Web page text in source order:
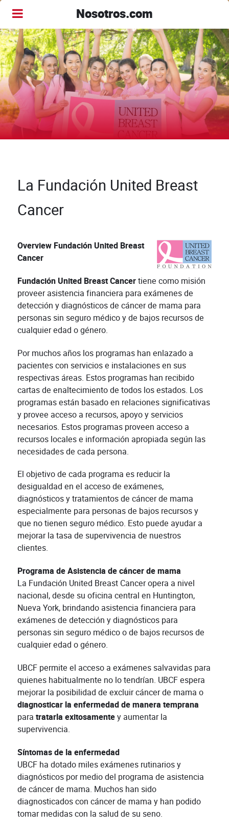
Nosotros.com
La Fundación United Breast
Cancer
Overview Fundación United Breast
Cancer
Fundación United Breast Cancertiene como misión
proveer asistencia financiera para exámenes de
detección y diagnósticos de cáncer de mama para
personas sin seguro médico y de bajos recursos de
cualquier edad o género.
Por muchos años los programas han enlazado a
pacientes con servicios e instalaciones en sus
respectivas áreas. Estos programas han recibido
cartas de enaltecimiento de todos los estados. Los
programas están basado en relaciones significativas
y provee acceso a recursos, apoyo y servicios
necesarios. Estos programas proveen acceso a
recursos locales e información apropiada según las
necesidades de cada persona.
El objetivo de cada programa es reducir la
desigualdad en el acceso de exámenes,
diagnósticos y tratamientos de cáncer de mama
especialmente para personas de bajos recursos y
que no tienen seguro médico. Esto puede ayudar a
mejorar la tasa de supervivencia de nuestros
clientes.
Programa de Asistencia de cáncer de mama
La Fundación United Breast Cancer opera a nivel
nacional, desde su oficina central en Huntington,
Nueva York, brindando asistencia financiera para
exámenes de detección y diagnósticos para
personas sin seguro médico o de bajos recursos de
cualquier edad o género.
UBCF permite el acceso a exámenes salvavidas para
quienes habitualmente no lo tendrían. UBCF espera
mejorar la posibilidad de excluir cáncer de mama o
diagnosticar la enfermedad de manera temprana
para tratarla exitosamentey aumentar la
supervivencia.
Síntomas de la enfermedad
UBCF ha dotado miles exámenes rutinarios y
diagnósticos por medio del programa de asistencia
de cáncer de mama. Muchos han sido
diagnosticados con cáncer de mama y han podido
tomar medidas con la salud de su seno.